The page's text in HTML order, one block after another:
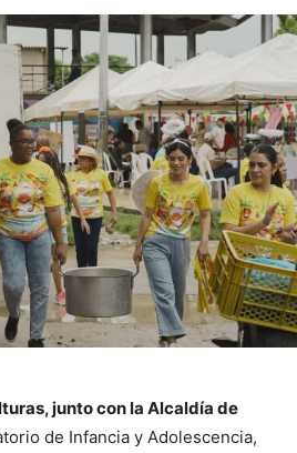
junto con la Alcaldía de
de Infancia y Adolescencia,